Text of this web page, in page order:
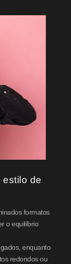
estilo de
formatos
o equilíbrio
enquanto
redondos ou